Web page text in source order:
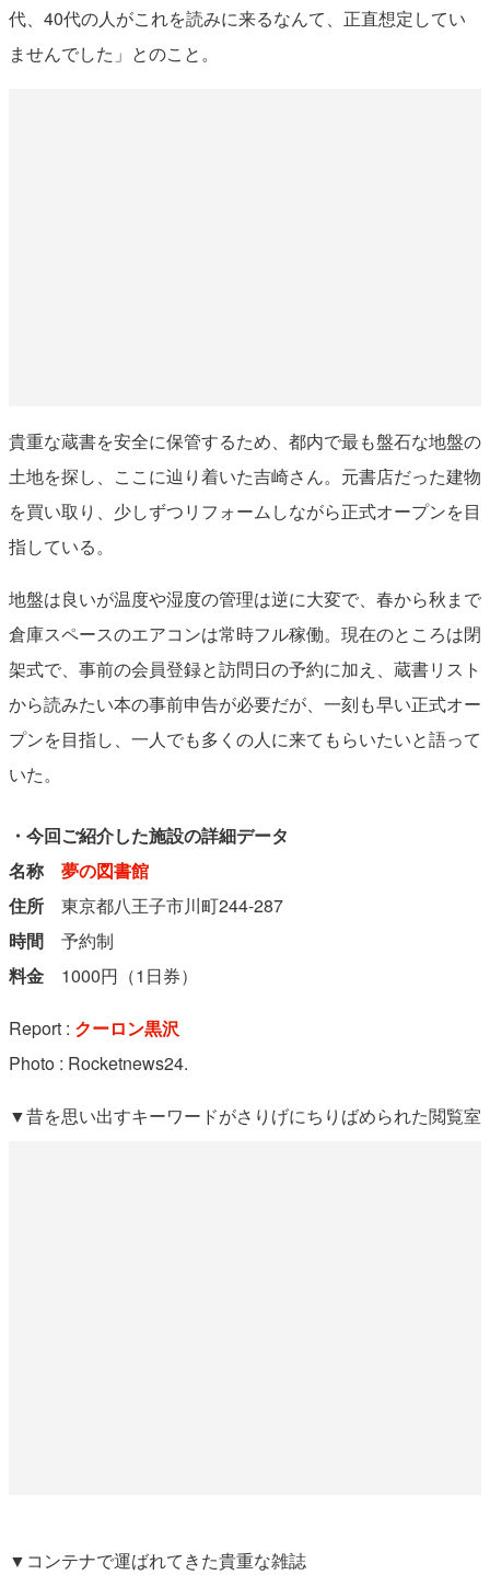
代、40代の人がこれを読みに来るなんて、正直想定してい
ませんでした」とのこと。
貴重な蔵書を安全に保管するため、都内で最も盤石な地盤の
土地を探し、ここに辿り着いた吉崎さん。元書店だった建物
を買い取り、少しずつリフォームしながら正式オープンを目
指している。
地盤は良いが温度や湿度の管理は逆に大変で、春から秋まで
倉庫スペースのエアコンは常時フル稼働。現在のところは閉
架式で、事前の会員登録と訪問日の予約に加え、蔵書リスト
から読みたい本の事前申告が必要だが、一刻も早い正式オー
プンを目指し、一人でも多くの人に来てもらいたいと語って
いた。
・今回ご紹介した施設の詳細データ
名称 夢の図書館
住所 東京都八王子市川町244-287
時間 予約制
料金 1000円（1日券）
Report : クーロン黒沢
Photo : Rocketnews24.
▼昔を思い出すキーワードがさりげにちりばめられた閲覧室
▼コンテナで運ばれてきた貴重な雑誌